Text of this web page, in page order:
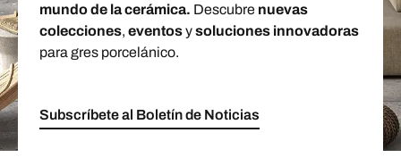
mundo de la cerámica. Descubre nuevas
colecciones, eventosysoluciones innovadoras
para gres porcelánico.
Subscríbete al Boletín de Noticias